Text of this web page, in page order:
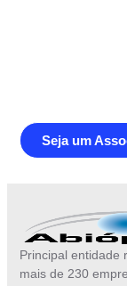
Seja um
Principal entidade
mais de 230